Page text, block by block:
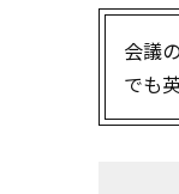
会議
でも